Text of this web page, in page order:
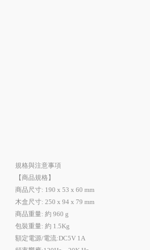
規格與注意事項
【商品規格】
商品尺寸: 190 x 53 x 60 mm
木盒尺寸: 250 x 94 x 79 mm
商品重量: 約 960 g
包裝重量: 約 1.5Kg
額定電源/電流:DC5V 1A